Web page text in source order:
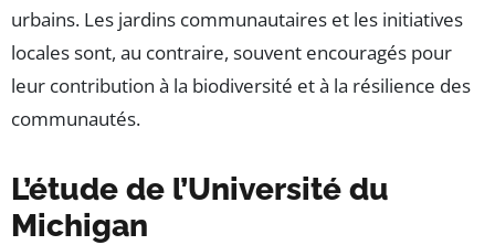
urbains. Les jardins communautaires et les initiatives
locales sont, au contraire, souvent encouragés pour
leur contribution à la biodiversité et à la résilience des
communautés.
L’étude de l’Université du
Michigan